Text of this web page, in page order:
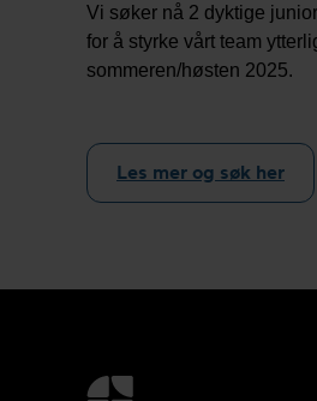
Vi søker nå 2 dyktige
for å styrke vårt team
sommeren/høsten 2025.
Les mer og søk her
Mer